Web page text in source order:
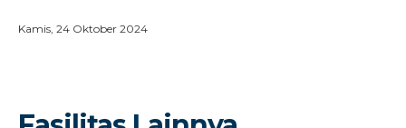
Kamis, 24 Oktober 2024